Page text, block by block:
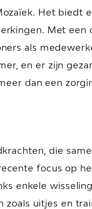
Het biedt
Met een
als
en er zijn
dan een
die
focus op
enkele
uitjes en